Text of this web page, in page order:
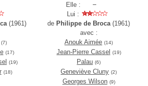
(1961)
(7)
(17)
(19)
(18)
Elle :
Lui :
de Philippe de Broca(1961)
avec :
Anouk Aimée (14)
Jean-Pierre Cassel (19)
Palau (6)
Geneviève Cluny (2)
Georges Wilson (9)